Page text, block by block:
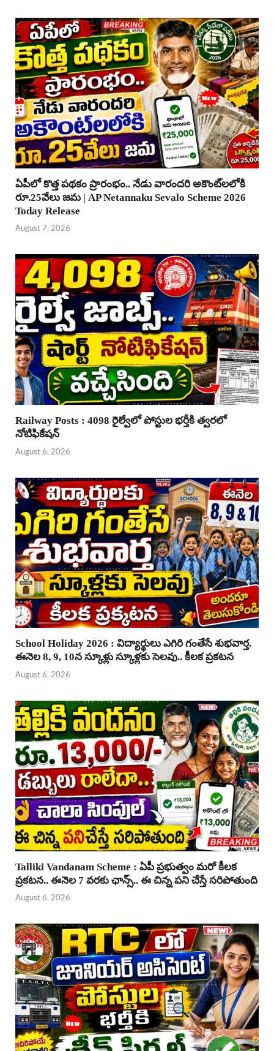
ఏపీలో కొత్త పథకం ప్రారంభం.. నేడు వారందరి అకౌంట్‌లలోకి
రూ.25వేలు జమ | AP Netannaku Sevalo Scheme 2026
Today Release
August 7, 2026
Railway Posts : 4098 రైల్వేలో పోస్టుల భర్తీకి త్వరలో
నోటిఫికేషన్
August 6, 2026
School Holiday 2026 : విద్యార్థులు ఎగిరి గంతేసే శుభవార్త.
ఈనెల 8, 9, 10న స్కూళ్లు స్కూళ్లకు సెలవు.. కీలక ప్రకటన
August 6, 2026
Talliki Vandanam Scheme : ఏపీ ప్రభుత్వం మరో కీలక
ప్రకటన.. ఈనెల 7 వరకు ఛాన్స్.. ఈ చిన్న పని చేస్తే సరిపోతుంది
August 6, 2026